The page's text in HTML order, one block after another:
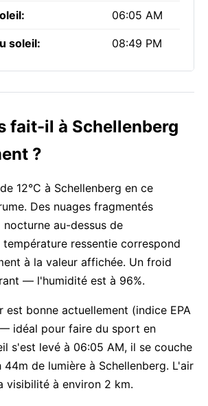
06:05 AM
soleil: 08:49 PM
fait-il à Schellenberg
?
12°C à Schellenberg en ce
Des nuages fragmentés
au-dessus de
température ressentie correspond
à la valeur affichée. Un froid
— l'humidité est à 96%.
est bonne actuellement (indice EPA
— idéal pour faire du sport en
s'est levé à 06:05 AM, il se couche
44m de lumière à Schellenberg. L'air
visibilité à environ 2 km.